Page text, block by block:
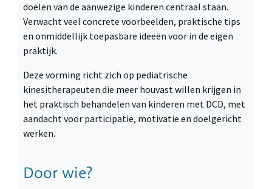
doelen van de aanwezige kinderen centraal staan.
Verwacht veel concrete voorbeelden, praktische tips
en onmiddellijk toepasbare ideeën voor in de eigen
praktijk.
Deze vorming richt zich op pediatrische
kinesitherapeuten die meer houvast willen krijgen in
het praktisch behandelen van kinderen met DCD, met
aandacht voor participatie, motivatie en doelgericht
werken.
Door wie?